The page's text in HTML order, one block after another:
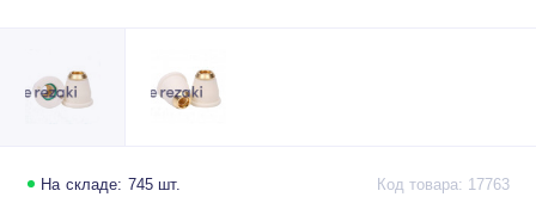
На складе: 745 шт. Код товара: 17763